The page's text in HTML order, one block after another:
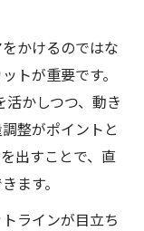
かけるのではな
トが重要です。
かしつつ、動き
整がポイントと
出すことで、直
ます。
ラインが目立ち